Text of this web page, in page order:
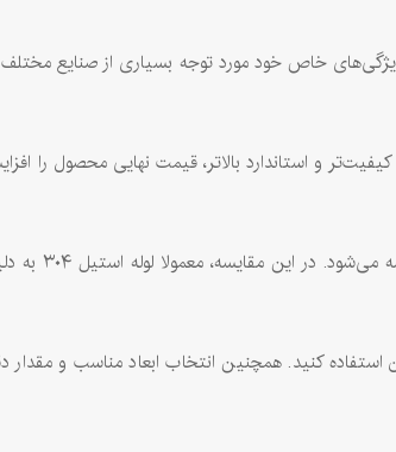
خاص خود مورد توجه بسیاری از صنایع
و استاندارد بالاتر، قیمت نهایی محصول
۳۰۴ از
پیشنهادات ویژه فروشندگان استفاده کنید. همچنین انتخاب